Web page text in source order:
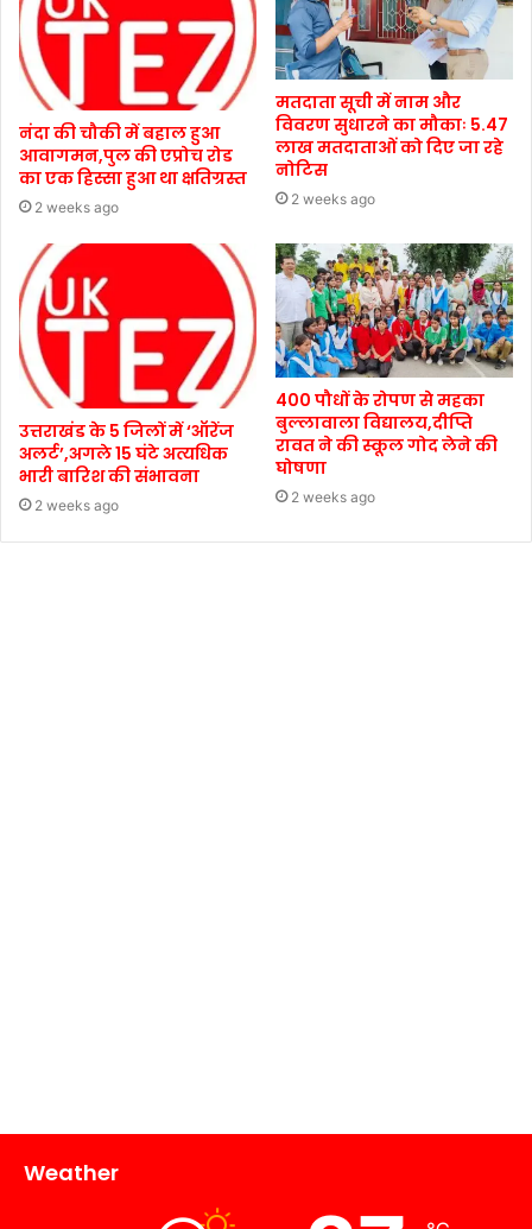
नंदा की चौकी में बहाल हुआ
आवागमन,पुल की एप्रोच रोड
का एक हिस्सा हुआ था क्षतिग्रस्त
2 weeks ago
मतदाता सूची में नाम और
विवरण सुधारने का मौकाः 5.47
लाख मतदाताओं को दिए जा रहे
नोटिस
2 weeks ago
उत्तराखंड के 5 जिलों में ‘ऑरेंज
अलर्ट’,अगले 15 घंटे अत्यधिक
भारी बारिश की संभावना
2 weeks ago
400 पौधों के रोपण से महका
बुल्लावाला विद्यालय,दीप्ति
रावत ने की स्कूल गोद लेने की
घोषणा
2 weeks ago
Weather